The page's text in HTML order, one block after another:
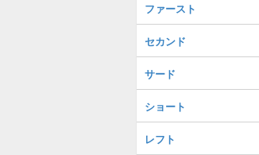
ファースト
セカンド
サード
ショート
レフト